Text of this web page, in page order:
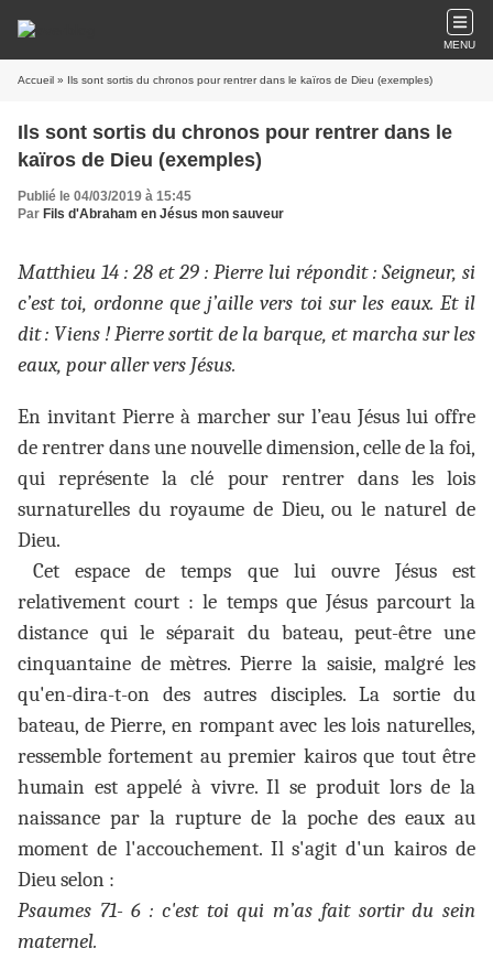
MENU
Accueil » Ils sont sortis du chronos pour rentrer dans le kaïros de Dieu (exemples)
Ils sont sortis du chronos pour rentrer dans le
kaïros de Dieu (exemples)
Publié le 04/03/2019 à 15:45
Par Fils d'Abraham en Jésus mon sauveur
Matthieu 14 : 28 et 29 : Pierre lui répondit : Seigneur, si
c’est toi, ordonne que j’aille vers toi sur les eaux. Et il
dit : Viens ! Pierre sortit de la barque, et marcha sur les
eaux, pour aller vers Jésus.
En invitant Pierre à marcher sur l’eau Jésus lui offre
de rentrer dans une nouvelle dimension, celle de la foi,
qui représente la clé pour rentrer dans les lois
surnaturelles du royaume de Dieu, ou le naturel de
Dieu.
Cet espace de temps que lui ouvre Jésus est
relativement court : le temps que Jésus parcourt la
distance qui le séparait du bateau, peut-être une
cinquantaine de mètres. Pierre la saisie, malgré les
qu'en-dira-t-on des autres disciples. La sortie du
bateau, de Pierre, en rompant avec les lois naturelles,
ressemble fortement au premier kairos que tout être
humain est appelé à vivre. Il se produit lors de la
naissance par la rupture de la poche des eaux au
moment de l'accouchement. Il s'agit d'un kairos de
Dieu selon :
Psaumes 71- 6 : c'est toi qui m’as fait sortir du sein
maternel.